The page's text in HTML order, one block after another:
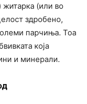
житарка (или во
здробено,
парчиња. Тоа
која
и минерали.